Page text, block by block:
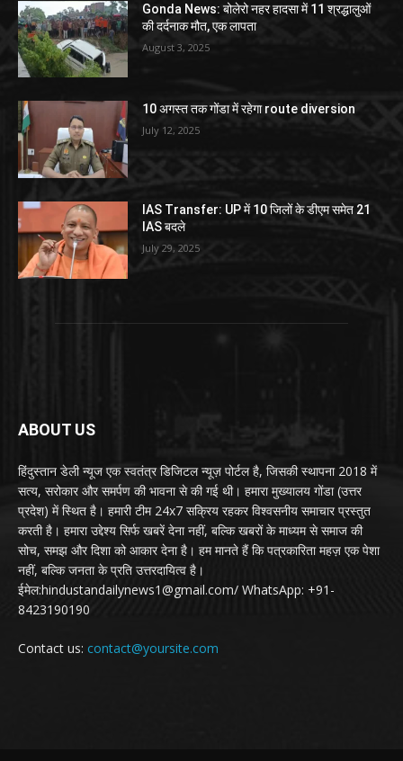
Gonda News: बोलेरो नहर हादसा में 11 श्रद्धालुओं
की दर्दनाक मौत, एक लापता
August 3, 2025
10 अगस्त तक गोंडा में रहेगा route diversion
July 12, 2025
IAS Transfer: UP में 10 जिलों के डीएम समेत 21
IAS बदले
July 29, 2025
ABOUT US
हिंदुस्तान डेली न्यूज एक स्वतंत्र डिजिटल न्यूज़ पोर्टल है, जिसकी स्थापना 2018 में
सत्य, सरोकार और समर्पण की भावना से की गई थी। हमारा मुख्यालय गोंडा (उत्तर
प्रदेश) में स्थित है। हमारी टीम 24x7 सक्रिय रहकर विश्वसनीय समाचार प्रस्तुत
करती है। हमारा उद्देश्य सिर्फ खबरें देना नहीं, बल्कि खबरों के माध्यम से समाज की
सोच, समझ और दिशा को आकार देना है। हम मानते हैं कि पत्रकारिता महज़ एक पेशा
नहीं, बल्कि जनता के प्रति उत्तरदायित्व है।
ईमेल:hindustandailynews1@gmail.com/ WhatsApp: +91-
8423190190
Contact us: contact@yoursite.com